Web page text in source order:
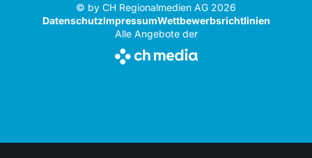
© by CH Regionalmedien AG 2026
DatenschutzImpressumWettbewerbsrichtlinien
Alle Angebote der